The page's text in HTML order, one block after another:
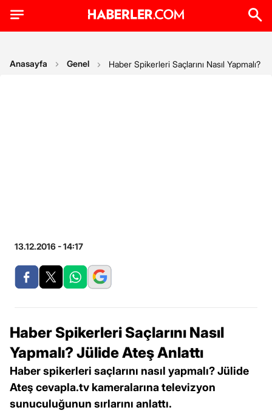
Anasayfa Genel Haber Spikerleri Saçlarını Nasıl Yapmalı?
13.12.2016 - 14:17
Haber Spikerleri Saçlarını Nasıl
Yapmalı? Jülide Ateş Anlattı
Haber spikerleri saçlarını nasıl yapmalı? Jülide
Ateş cevapla.tv kameralarına televizyon
sunuculuğunun sırlarını anlattı.